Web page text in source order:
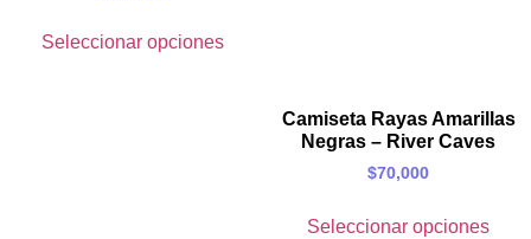
Seleccionar opciones
Camiseta Rayas Amarillas
Negras – River Caves
$70,000
Seleccionar opciones